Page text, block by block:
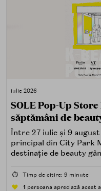
iulie 2026
SOLE Pop-Up
săptămâni de
Între 27 iulie și 9
principal din City Park
destinație de beauty
care îți place, de fapt,
atingând, comparând,
⏱️ Timp de citire: 9 minute
1 persoana apreciază acest